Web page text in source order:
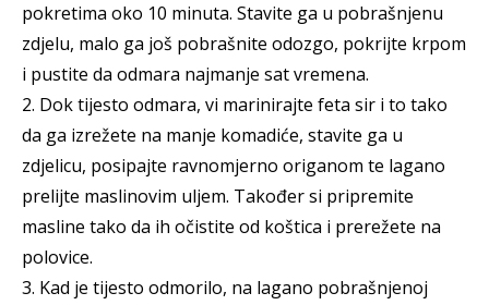
pokretima oko 10 minuta. Stavite ga u pobrašnjenu
zdjelu, malo ga još pobrašnite odozgo, pokrijte krpom
i pustite da odmara najmanje sat vremena.
2. Dok tijesto odmara, vi marinirajte feta sir i to tako
da ga izrežete na manje komadiće, stavite ga u
zdjelicu, posipajte ravnomjerno origanom te lagano
prelijte maslinovim uljem. Također si pripremite
masline tako da ih očistite od koštica i prerežete na
polovice.
3. Kad je tijesto odmorilo, na lagano pobrašnjenoj